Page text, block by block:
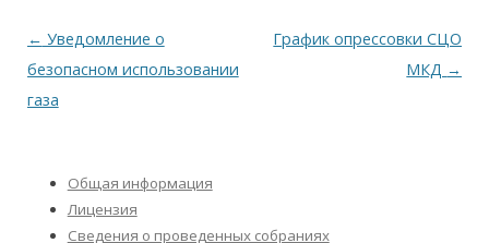
Навигация
по
записям
← Уведомление о
безопасном использовании
газа
График опрессовки СЦО
МКД →
Общая информация
Лицензия
Сведения о проведенных собраниях